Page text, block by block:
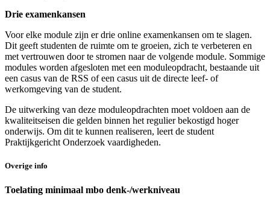
Drie examenkansen
Voor elke module zijn er drie online examenkansen om te slagen.
Dit geeft studenten de ruimte om te groeien, zich te verbeteren en
met vertrouwen door te stromen naar de volgende module. Sommige
modules worden afgesloten met een moduleopdracht, bestaande uit
een casus van de RSS of een casus uit de directe leef- of
werkomgeving van de student.
De uitwerking van deze moduleopdrachten moet voldoen aan de
kwaliteitseisen die gelden binnen het regulier bekostigd hoger
onderwijs. Om dit te kunnen realiseren, leert de student
Praktijkgericht Onderzoek vaardigheden.
Overige info
Toelating minimaal mbo denk-/werkniveau